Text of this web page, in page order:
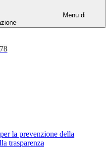
Menu di
78
la prevenzione della
trasparenza